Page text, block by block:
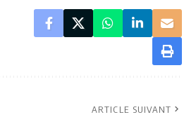
ARTICLE SUIVANT